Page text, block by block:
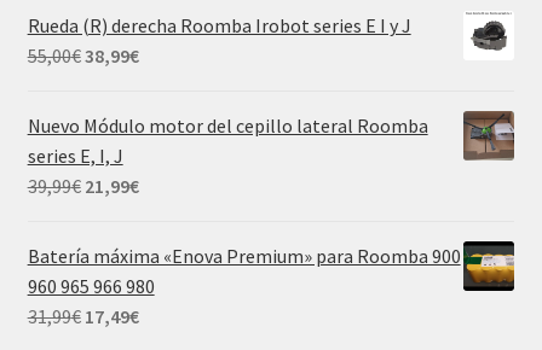
original
era:
55,00€.
actual
Rueda (R) derecha Roomba Irobot series E I y J
55,00€ El
original
era:
55,00€.
38,99€El
Nuevo Módulo motor del cepillo lateral Roomba
series E, I, J
39,99€ El
original
era:
21,99€El
actual
es:
Batería máxima «Enova Premium» para Roomba 900
960 965 966 980
31,99€ El
17,49€El